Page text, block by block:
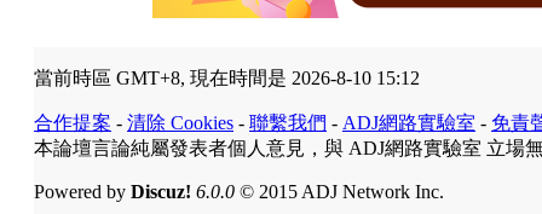
當前時區 GMT+8, 現在時間是 2026-8-10 15:12
合作提案 - 清除 Cookies - 聯繫我們 - ADJ網路實驗室 - 免責
本論壇言論純屬發表者個人意見，與 ADJ網路實驗室 立場
Powered by Discuz! 6.0.0 © 2015 ADJ Network Inc.